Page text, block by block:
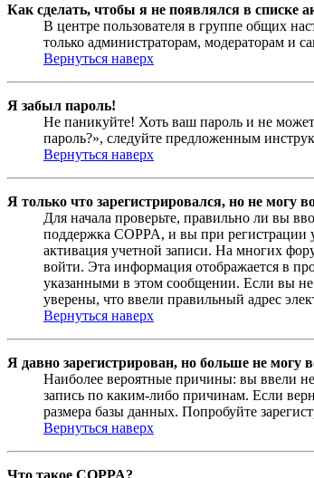
Как сделать, чтобы я не появлялся в списке
В центре пользователя в группе общих
только администраторам, модераторам и
Вернуться наверх
Я забыл пароль!
Не паникуйте! Хоть ваш пароль и не
пароль?», следуйте предложенным
Вернуться наверх
Я только что зарегистрировался, но не могу
Для начала проверьте, правильно ли вы
поддержка COPPA, и вы при регистрации
активация учетной записи. На многих
войти. Эта информация отображается в
указанными в этом сообщении. Если вы
уверены, что ввели правильный адрес
Вернуться наверх
Я давно зарегистрирован, но больше не могу
Наиболее вероятные причины: вы ввели
запись по каким-либо причинам. Если
размера базы данных. Попробуйте
Вернуться наверх
Что такое COPPA?